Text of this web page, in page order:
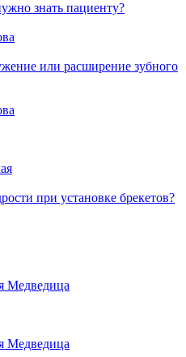
знать пациенту?
или расширение зубного
при установке брекетов?
Медведица
Медведица